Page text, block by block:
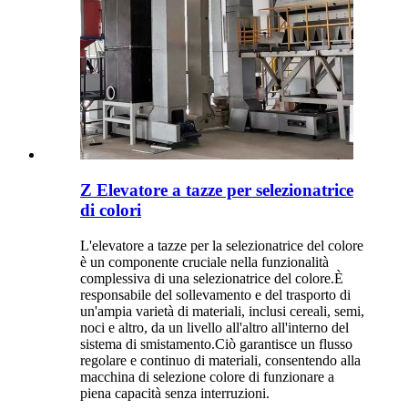
Z Elevatore a tazze per selezionatrice
di colori
L'elevatore a tazze per la selezionatrice del colore
è un componente cruciale nella funzionalità
complessiva di una selezionatrice del colore.È
responsabile del sollevamento e del trasporto di
un'ampia varietà di materiali, inclusi cereali, semi,
noci e altro, da un livello all'altro all'interno del
sistema di smistamento.Ciò garantisce un flusso
regolare e continuo di materiali, consentendo alla
macchina di selezione colore di funzionare a
piena capacità senza interruzioni.